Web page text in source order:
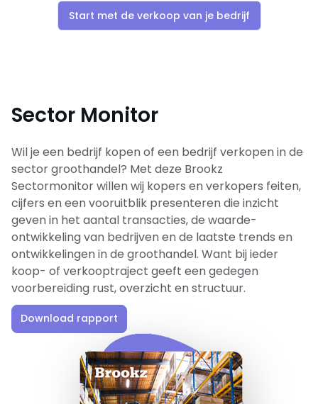
Start met de verkoop van je bedrijf
Sector Monitor
Wil je een bedrijf kopen of een bedrijf verkopen in de
sector groothandel? Met deze Brookz
Sectormonitor willen wij kopers en verkopers feiten,
cijfers en een vooruitblik presenteren die inzicht
geven in het aantal transacties, de waarde-
ontwikkeling van bedrijven en de laatste trends en
ontwikkelingen in de groothandel. Want bij ieder
koop- of verkooptraject geeft een gedegen
voorbereiding rust, overzicht en structuur.
Download rapport